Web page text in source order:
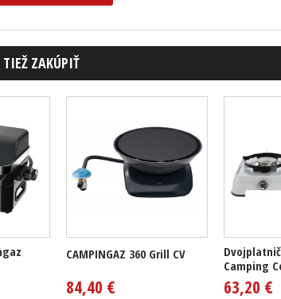
TIEŽ ZAKÚPIŤ
CAMPINGAZ 360 Grill CV
84,40 €
Camping
63,20 €